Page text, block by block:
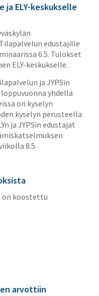
ELY-keskukselle
edustajille
6.5. Tulokset
ELY-keskukselle.
ja JYPSin
yhdellä
on kyselyn
kyselyn perusteella
ja JYPSin edustajat
8.5.
on koostettu
arvottiin